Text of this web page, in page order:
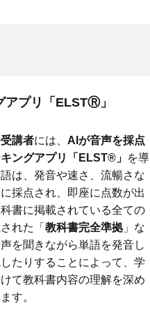
アプリ「ELSTⓇ」
講者には、 AIが音声を採点
ングアプリ「ELST®」 を導
は、発音や速さ、流暢さな
採点され、即座に点数が出
書に掲載されている全ての
れた「教科書完全準拠 」な
を聞きながら単語を発音し
たりすることによって、学
て教科書内容の理解を深め
す。